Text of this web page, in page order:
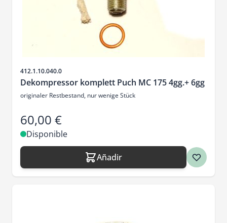
SKU
412.1.10.040.0
Dekompressor komplett Puch MC 175 4gg.+ 6gg
originaler Restbestand, nur wenige Stück
60,00 €
Disponible
Añadir